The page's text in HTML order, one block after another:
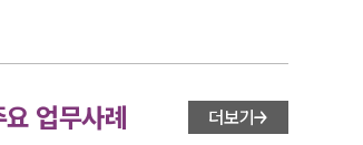
요 업무사례 더보기